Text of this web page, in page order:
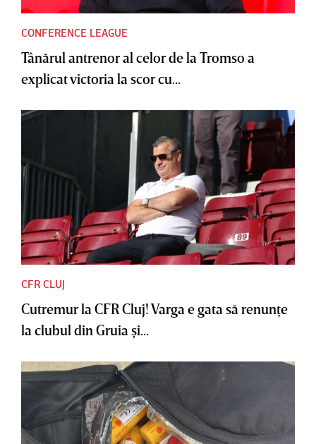
CONFERENCE LEAGUE
Tânărul antrenor al celor de la Tromso a
explicat victoria la scor cu...
CFR CLUJ
Cutremur la CFR Cluj! Varga e gata să renunţe
la clubul din Gruia şi...